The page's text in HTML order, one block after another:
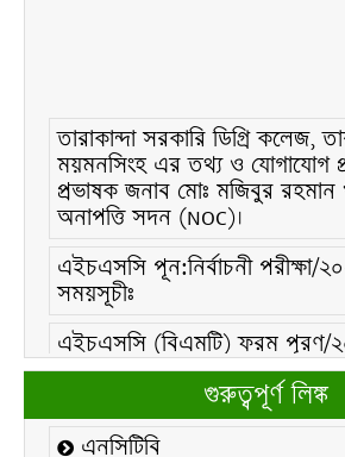
তারাকান্দা সরকারি ডিগ্রি কলেজ,
ময়মনসিংহ এর তথ্য ও যোগাযোগ
প্রভাষক জনাব মোঃ মজিবুর
অনাপত্তি সদন (NOC)।
এইচএসসি পূন:নির্বাচনী পরীক্ষা/
সময়সূচীঃ
এইচএসসি (বিএমটি) ফরম পূরণ/
এইচএসসি ফরম/২০২৬ পূরণ
২১ ফেব্রুয়ারি/২০২৬ ইং তারিখে
গুরুত্বপূর্ণ লিঙ্ক
এনসিটিবি